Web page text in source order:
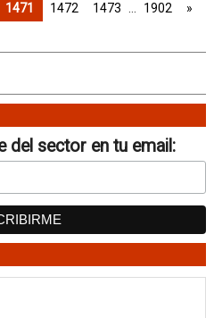
1471 1472 1473 1902
»
del sector en tu email: